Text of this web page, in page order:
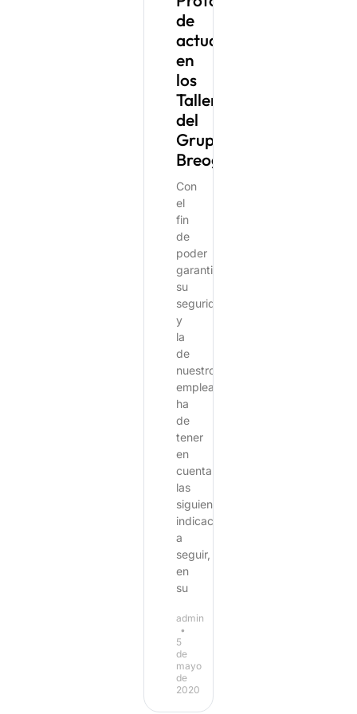
de
actuación
en
los
Talleres
del
Grupo
Breogán
Con
el
fin
de
poder
garantizar
su
seguridad
y
la
de
nuestros
empleados
ha
de
tener
en
cuenta
las
siguientes
indicaciones
a
seguir,
en
su
admin
5
de
mayo
de
2020